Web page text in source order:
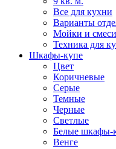
Все для кухни
Варианты
Мойки и
Техника для
Шкафы-купе
Цвет
Коричневые
Серые
Темные
Черные
Светлые
Белые шкафы-
Венге